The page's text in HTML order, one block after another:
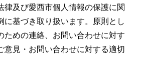
律及び愛西市個人情報の保護に関
に基づき取り扱います。原則とし
ための連絡、お問い合わせに対す
意見・お問い合わせに対する適切